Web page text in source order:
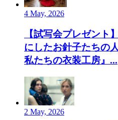
4 May, 2026
【試写会プレゼント
にしたお針子たちの
私たちの衣装工房』...
2 May, 2026